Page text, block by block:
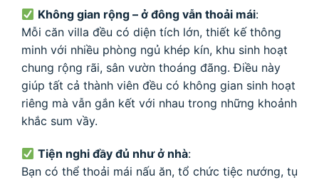
Không gian rộng – ở đông vẫn thoải mái:
Mỗi căn villa đều có diện tích lớn, thiết kế thông
minh với nhiều phòng ngủ khép kín, khu sinh hoạt
chung rộng rãi, sân vườn thoáng đãng. Điều này
giúp tất cả thành viên đều có không gian sinh hoạt
riêng mà vẫn gắn kết với nhau trong những khoảnh
khắc sum vầy.
Tiện nghi đầy đủ như ở nhà:
Bạn có thể thoải mái nấu ăn, tổ chức tiệc nướng, tụ